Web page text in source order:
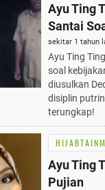
Ayu Ting
Santai
Sekolah
Terungkap
sekitar 1 tahun
Ayu Ting
soal
diusulkan
disiplin
terungkap!
Ayu Ting
Pujian